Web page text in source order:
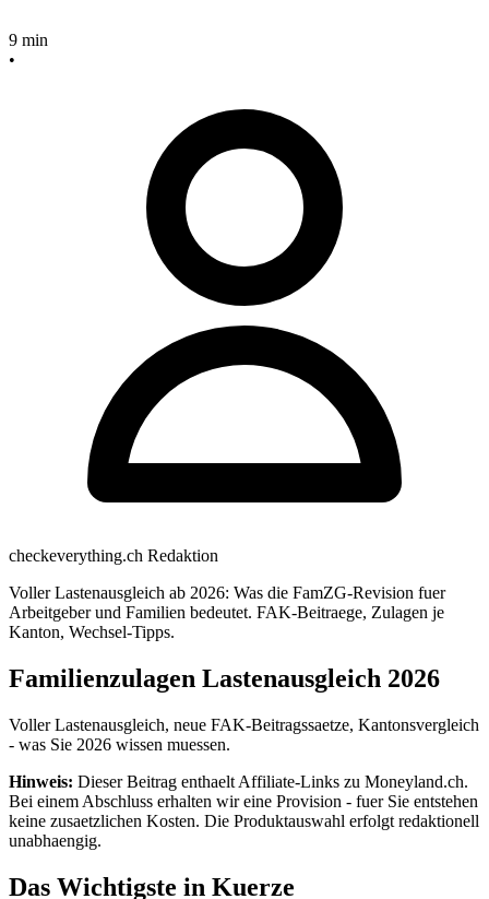
9 min
•
checkeverything.ch Redaktion
Voller Lastenausgleich ab 2026: Was die FamZG-Revision fuer
Arbeitgeber und Familien bedeutet. FAK-Beitraege, Zulagen je
Kanton, Wechsel-Tipps.
Familienzulagen Lastenausgleich 2026
Voller Lastenausgleich, neue FAK-Beitragssaetze, Kantonsvergleich
- was Sie 2026 wissen muessen.
Hinweis: Dieser Beitrag enthaelt Affiliate-Links zu Moneyland.ch.
Bei einem Abschluss erhalten wir eine Provision - fuer Sie entstehen
keine zusaetzlichen Kosten. Die Produktauswahl erfolgt redaktionell
unabhaengig.
Das Wichtigste in Kuerze